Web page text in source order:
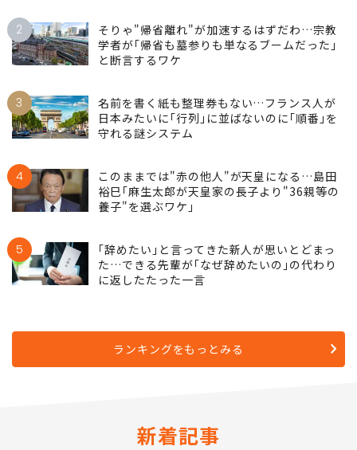
2
そりゃ"帰省離れ"が加速するはずだわ…宗教
学者が｢帰省も墓参りも単なるブームだった｣
と断言するワケ
3
名前を書く紙も整理券もない…フランス人が
日本みたいに｢行列｣に並ばないのに｢順番｣を
守れる謎システム
4
このままでは"赤の他人"が天皇になる…島田
裕巳｢麻生太郎が天皇家の長子より"36親等の
養子"を選ぶワケ｣
5
｢辞めたい｣と言ってきた新人が思いとどまっ
た…できる先輩が｢なぜ辞めたいの｣の代わり
に返したたった一言
ランキングをもっとみる
新着記事